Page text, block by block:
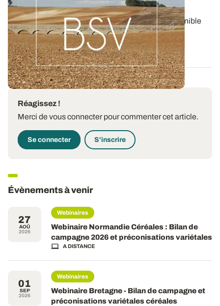
Franche-Comté : Grandes Cultures
Aujourd'hui, le BSV Grandes Cultures n°8 est disponible
pour la région BOURGOGNE-FRANCHE...
06 AOÛT 2026
Réagissez !
Merci de vous connecter pour commenter cet article.
Se connecter S'inscrire
Évènements à venir
27
AOÛ
2026
Webinaires
Webinaire Normandie Céréales : Bilan de
campagne 2026 et préconisations variétales
A DISTANCE
01
SEP
2026
Webinaires
Webinaire Bretagne - Bilan de campagne et
préconisations variétales céréales